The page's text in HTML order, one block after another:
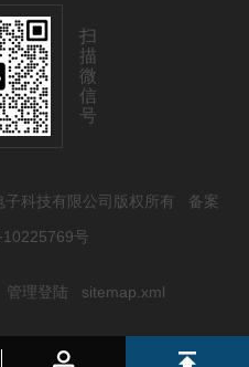
扫
描
微
信
号
科技有限公司版权所有 备案
号
管理登陆 sitemap.xml